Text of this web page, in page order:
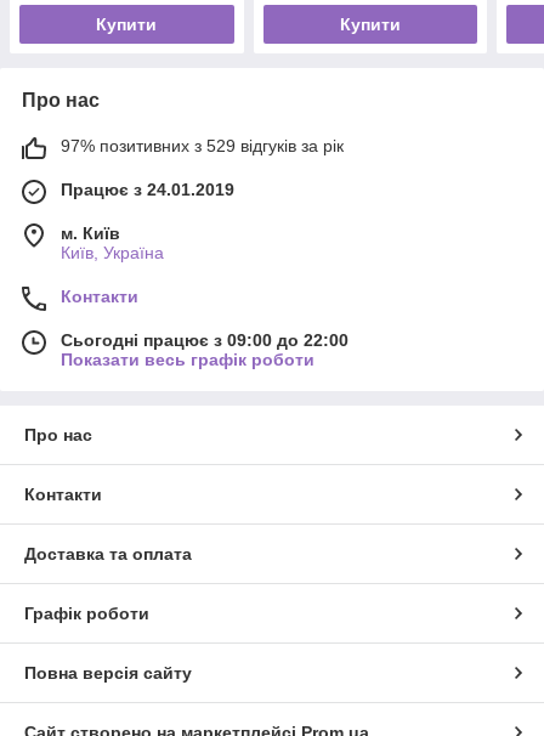
Купити Купити
Про нас
97% позитивних з 529 відгуків за рік
Працює з 24.01.2019
м. Київ
Київ, Україна
Контакти
Сьогодні працює з 09:00 до 22:00
Показати весь графік роботи
Про нас
Контакти
Доставка та оплата
Графік роботи
Повна версія сайту